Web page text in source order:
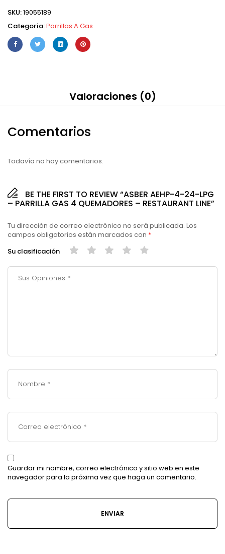
SKU:19055189
Categoría:Parrillas A Gas
Valoraciones (0)
Comentarios
Todavía no hay comentarios.
BE THE FIRST TO REVIEW “ASBER AEHP-4-24-LPG
– PARRILLA GAS 4 QUEMADORES – RESTAURANT LINE”
Tu dirección de correo electrónico no será publicada. Los
campos obligatorios están marcados con *
Su clasificación
Guardar mi nombre, correo electrónico y sitio web en este
navegador para la próxima vez que haga un comentario.
Alternative: